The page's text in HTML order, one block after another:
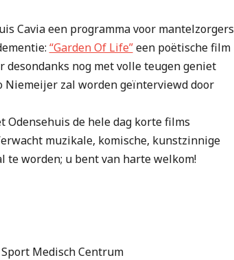
Cavia een programma voor mantelzorgers
“Garden Of Life”een poëtische film
nog met volle teugen geniet
Niemeijer zal worden geïnterviewd door
Odensehuis de hele dag korte films
muzikale, komische, kunstzinnige
te worden; u bent van harte welkom!
Medisch Centrum